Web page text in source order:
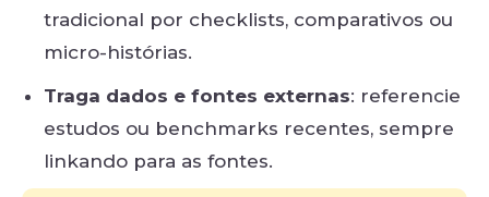
tradicional por checklists, comparativos ou
micro-histórias.
Traga dados e fontes externas: referencie
estudos ou benchmarks recentes, sempre
linkando para as fontes.